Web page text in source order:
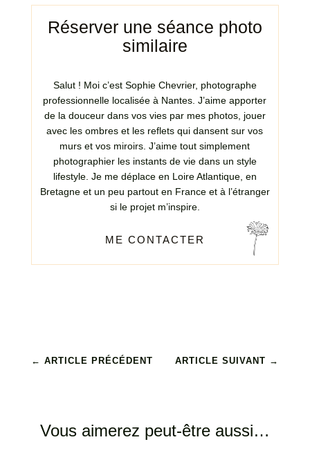
Réserver une séance photo
similaire
Salut ! Moi c’est Sophie Chevrier, photographe
professionnelle localisée à Nantes. J’aime apporter
de la douceur dans vos vies par mes photos, jouer
avec les ombres et les reflets qui dansent sur vos
murs et vos miroirs. J’aime tout simplement
photographier les instants de vie dans un style
lifestyle. Je me déplace en Loire Atlantique, en
Bretagne et un peu partout en France et à l’étranger
si le projet m’inspire.
ME CONTACTER
← ARTICLE PRÉCÉDENT ARTICLE SUIVANT →
Vous aimerez peut-être aussi…